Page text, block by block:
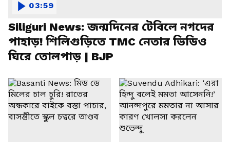
Siliguri News: জন্মদিনের টেবিলে নগদের
পাহাড়! শিলিগুড়িতে TMC নেতার ভিডিও
ঘিরে তোলপাড় | BJP
03:59